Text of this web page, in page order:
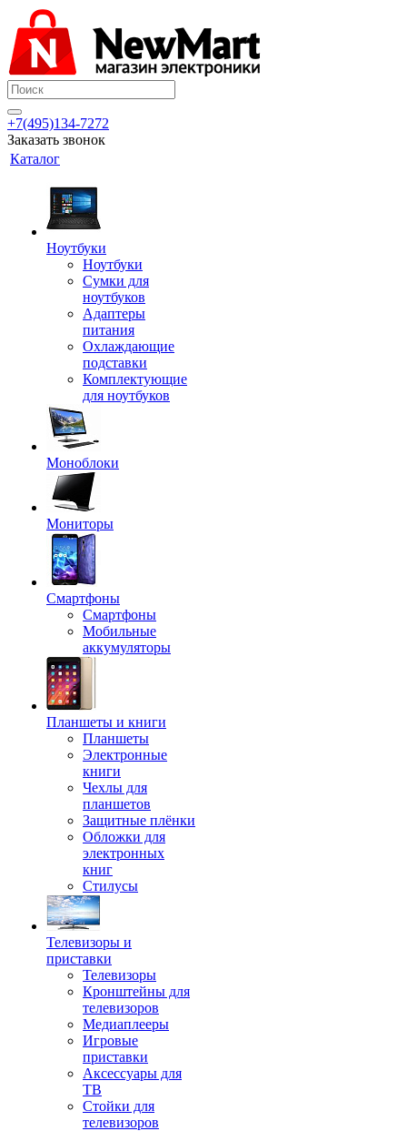
+7(495)134-7272
Заказать звонок
Каталог
Ноутбуки
Ноутбуки
Сумки для
ноутбуков
Адаптеры
питания
Охлаждающие
подставки
Комплектующие
для ноутбуков
Моноблоки
Мониторы
Смартфоны
Смартфоны
Мобильные
аккумуляторы
Планшеты и книги
Планшеты
Электронные
книги
Чехлы для
планшетов
Защитные плёнки
Обложки для
электронных
книг
Стилусы
Телевизоры и
приставки
Телевизоры
Кронштейны для
телевизоров
Медиаплееры
Игровые
приставки
Аксессуары для
ТВ
Стойки для
телевизоров